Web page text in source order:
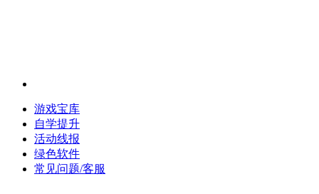
游戏宝库
自学提升
活动线报
绿色软件
常见问题/客服